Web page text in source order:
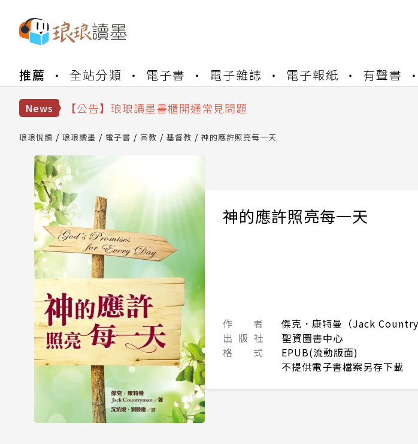
推薦 全站分類 電子書 電子雜誌 電子報紙 有聲書
News
【公告】因 Readmoo 讀墨系統維護中，本站同步暫停部分閱讀服務
【公告】琅琅讀墨書櫃開通常見問題
【公告】琅琅書店服務升級重要說明及資產合併結果查詢
【公告】因 Readmoo 讀墨系統維護中，本站同步暫停部分閱讀服務
琅琅悅讀 琅琅讀墨 電子書 宗教 基督教 神的應許照亮每一天
神的應許照亮每一天
作 者
傑克．康特曼（Jack
出 版 社
聖資圖書中心
格 式
EPUB(流動版面)
不提供電子書檔案另存下載